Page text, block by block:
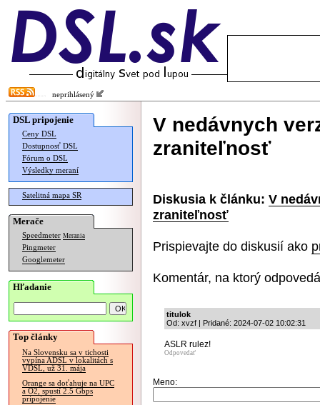
neprihlásený
DSL pripojenie
Ceny DSL
Dostupnosť DSL
Fórum o DSL
Výsledky meraní
Satelitná mapa SR
Merače
Speedmeter Merania
Pingmeter
Googlemeter
Hľadanie
Top články
Na Slovensku sa v tichosti
vypína ADSL v lokalitách s
VDSL, už 31. mája
Orange sa doťahuje na UPC
a O2, spustí 2.5 Gbps
pripojenie
V nedávnych
zraniteľnosť
Diskusia k článku: V
zraniteľnosť
Prispievajte do diskusií ako
Komentár, na ktorý
titulok
Od: xvzf | Pridané: 2024-07-02 10:02:31
ASLR rulez!
Odpovedať
Meno: